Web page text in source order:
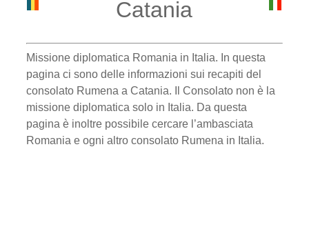
Catania
Missione diplomatica Romania in Italia. In questa
pagina ci sono delle informazioni sui recapiti del
consolato Rumena a Catania. Il Consolato non è la
missione diplomatica solo in Italia. Da questa
pagina è inoltre possibile cercare l’ambasciata
Romania e ogni altro consolato Rumena in Italia.